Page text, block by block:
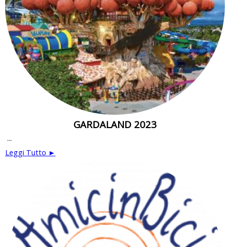
GARDALAND 2023
...
Leggi Tutto ►